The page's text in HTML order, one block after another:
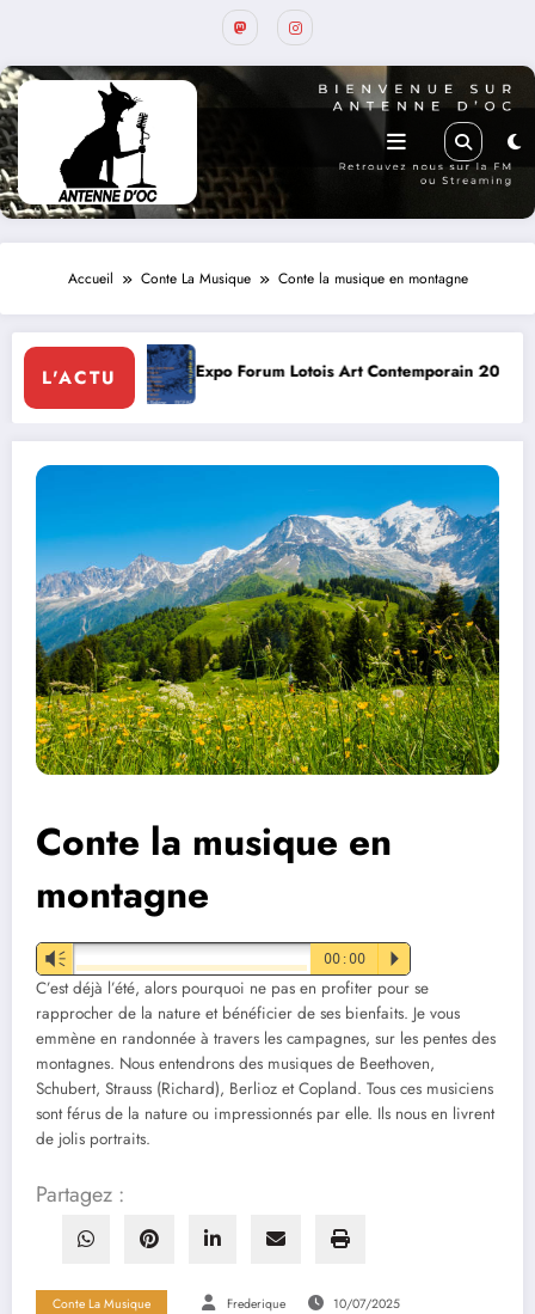
Accueil Conte La Musique Conte la musique en montagne
L'ACTU
Expo Forum Lotois Art Contemporain 2026 Conte à la
Conte la musique en
montagne
Vm 00:00 P
C’est déjà l’été, alors pourquoi ne pas en profiter pour se
rapprocher de la nature et bénéficier de ses bienfaits. Je vous
emmène en randonnée à travers les campagnes, sur les pentes des
montagnes. Nous entendrons des musiques de Beethoven,
Schubert, Strauss (Richard), Berlioz et Copland. Tous ces musiciens
sont férus de la nature ou impressionnés par elle. Ils nous en livrent
de jolis portraits.
Partagez :
Conte La Musique Frederique 10/07/2025